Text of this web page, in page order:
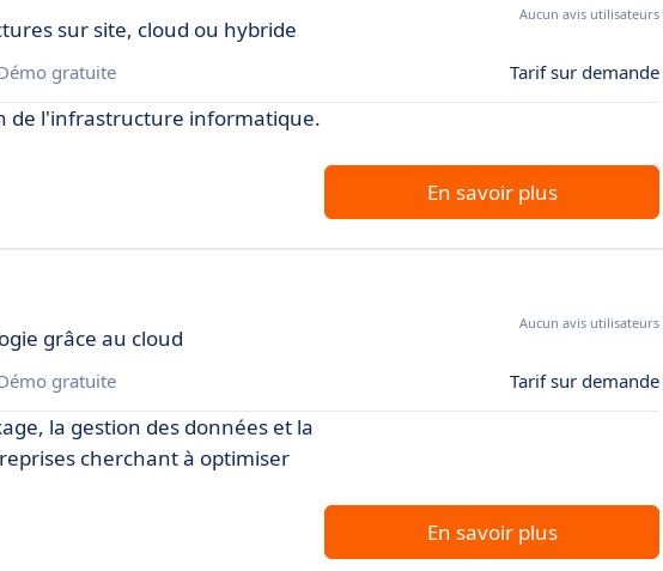
sur site, cloud ou hybride
Aucun avis utilisateurs
gratuite Tarif sur demande
de l'infrastructure informatique.
En savoir plus
grâce au cloud
Aucun avis utilisateurs
gratuite Tarif sur demande
la gestion des données et la
cherchant à optimiser
En savoir plus